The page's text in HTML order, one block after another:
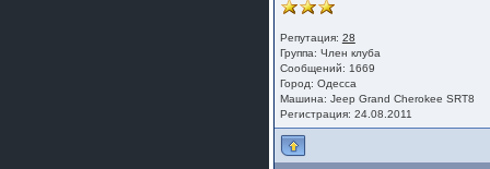
Репутация: 28
Группа: Член клуба
Сообщений: 1669
Город: Одесса
Машина: Jeep Grand Cherokee SRT8
Регистрация: 24.08.2011